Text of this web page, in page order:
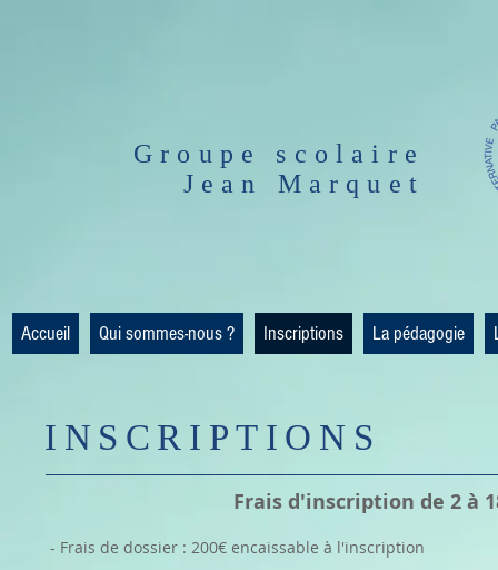
Groupe scolaire
Jean Marquet
Accueil Qui sommes-nous ? Inscriptions La pédagogie
Frais d'inscription de 2 à
- Frais de dossier : 200€ encaissable à l'inscription
​INSCRIPTIONS